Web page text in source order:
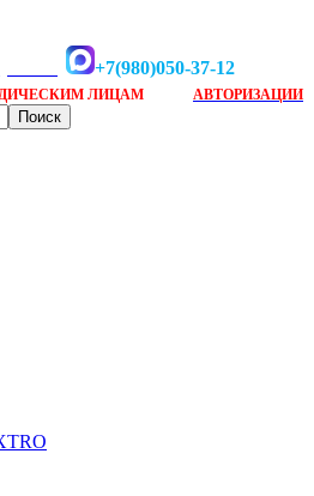
+7(980)050-37-12
ЛИЦАМ АВТОРИЗАЦИИ